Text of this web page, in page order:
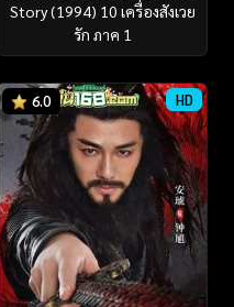
Story (1994) 10 เครื่องสังเวย
รัก ภาค 1
6.0 HD